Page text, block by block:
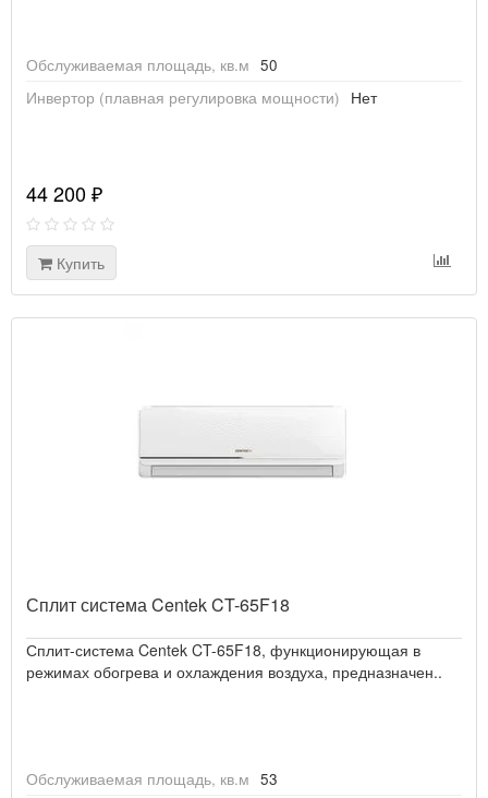
Обслуживаемая площадь, кв.м 50
Инвертор (плавная регулировка мощности)
Нет
44 200 ₽
Купить
Сплит система Centek CT-65F18
Сплит-система Centek CT-65F18, функционирующая в
режимах обогрева и охлаждения воздуха, предназначен..
Обслуживаемая площадь, кв.м 53